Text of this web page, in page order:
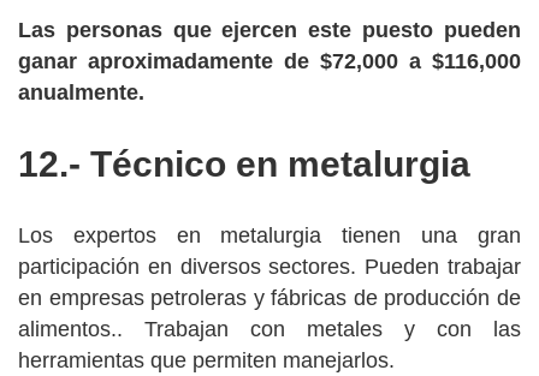
Las personas que ejercen este puesto pueden
ganar aproximadamente de $72,000 a $116,000
anualmente.
12.- Técnico en metalurgia
Los expertos en metalurgia tienen una gran
participación en diversos sectores. Pueden trabajar
en empresas petroleras y fábricas de producción de
alimentos.. Trabajan con metales y con las
herramientas que permiten manejarlos.